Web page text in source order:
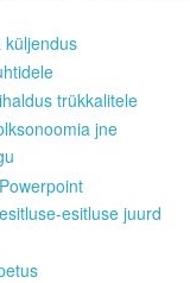
küljendus
trükkalitele
jne
esitluse juurd